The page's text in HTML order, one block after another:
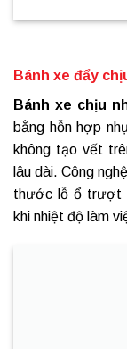
Bánh xe đẩy
Bánh xe chịu
bằng hỗn hợp
không tạo vết
lâu dài. Công
thước lỗ ổ trượt
khi nhiệt độ làm